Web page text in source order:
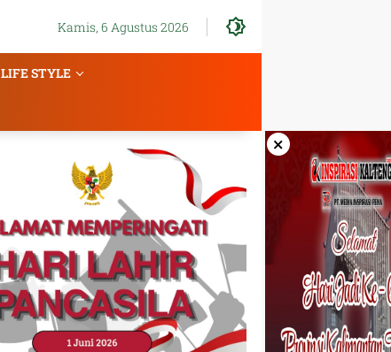
Kamis, 6 Agustus 2026
LIFE STYLE
×